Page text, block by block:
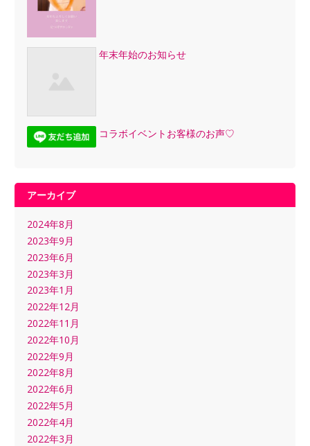
年末年始のお知らせ
コラボイベントお客様のお声♡
アーカイブ
2024年8月
2023年9月
2023年6月
2023年3月
2023年1月
2022年12月
2022年11月
2022年10月
2022年9月
2022年8月
2022年6月
2022年5月
2022年4月
2022年3月